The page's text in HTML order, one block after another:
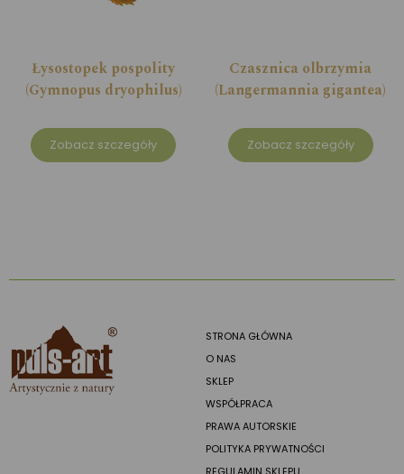
Łysostopek pospolity
(Gymnopus dryophilus)
Zobacz szczegóły
Czasznica olbrzymia
(Langermannia gigantea)
Zobacz szczegóły
STRONA GŁÓWNA
O NAS
SKLEP
WSPÓŁPRACA
PRAWA AUTORSKIE
POLITYKA PRYWATNOŚCI